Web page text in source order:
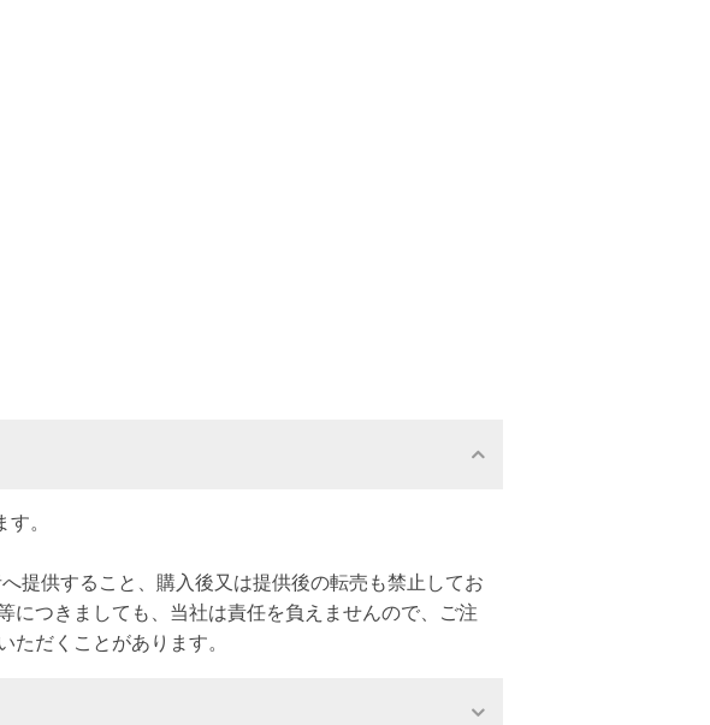
。
提供すること、購入後又は提供後の転売も禁止してお
につきましても、当社は責任を負えませんので、ご注
だくことがあります。